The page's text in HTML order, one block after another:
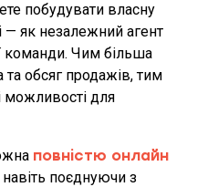
побудувати власну
— як незалежний агент
команди. Чим більша
та обсяг продажів, тим
для
повністю онлайн
поєднуючи з